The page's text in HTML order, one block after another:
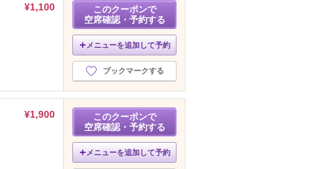
¥1,100
このクーポンで
空席確認・予約する
メニューを追加して予約
ブックマークする
¥1,900
このクーポンで
空席確認・予約する
メニューを追加して予約